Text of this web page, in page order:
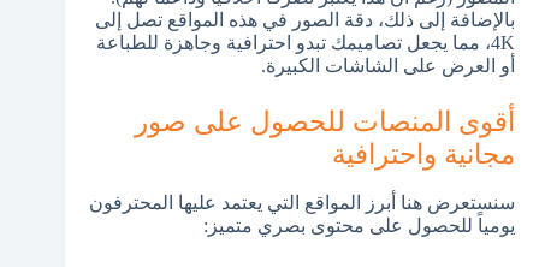
بالإضافة إلى ذلك، دقة الصور في هذه المواقع تصل إلى
4K، مما يجعل تصاميمك تبدو احترافية وجاهزة للطباعة
أو العرض على الشاشات الكبيرة.
أقوى المنصات للحصول على صور
مجانية واحترافية
سنستعرض هنا أبرز المواقع التي يعتمد عليها المحترفون
يومياً للحصول على محتوى بصري متميز: